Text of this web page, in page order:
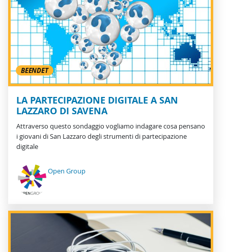
BEENDET
LA PARTECIPAZIONE DIGITALE A SAN
LAZZARO DI SAVENA
Attraverso questo sondaggio vogliamo indagare cosa pensano
i giovani di San Lazzaro degli strumenti di partecipazione
digitale
Open Group